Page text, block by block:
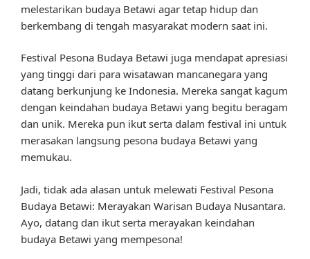
melestarikan budaya Betawi agar tetap hidup dan
berkembang di tengah masyarakat modern saat ini.
Festival Pesona Budaya Betawi juga mendapat apresiasi
yang tinggi dari para wisatawan mancanegara yang
datang berkunjung ke Indonesia. Mereka sangat kagum
dengan keindahan budaya Betawi yang begitu beragam
dan unik. Mereka pun ikut serta dalam festival ini untuk
merasakan langsung pesona budaya Betawi yang
memukau.
Jadi, tidak ada alasan untuk melewati Festival Pesona
Budaya Betawi: Merayakan Warisan Budaya Nusantara.
Ayo, datang dan ikut serta merayakan keindahan
budaya Betawi yang mempesona!